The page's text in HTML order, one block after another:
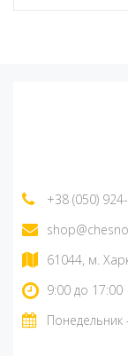
+38 (050)
61044, м.
9:00 до 17:00
Понедельник